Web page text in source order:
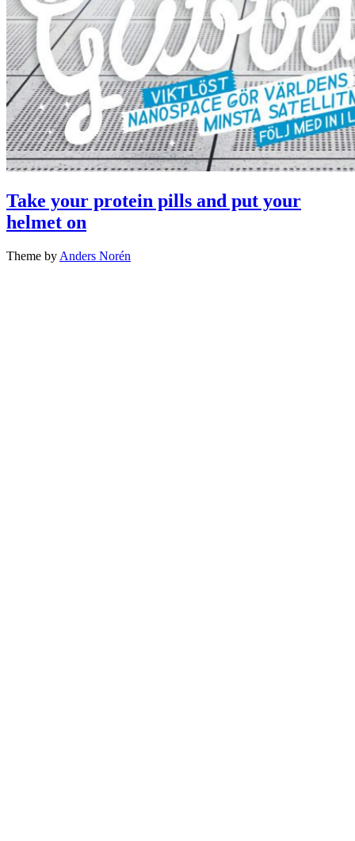
Take your protein pills and put your
helmet on
Theme by Anders Norén